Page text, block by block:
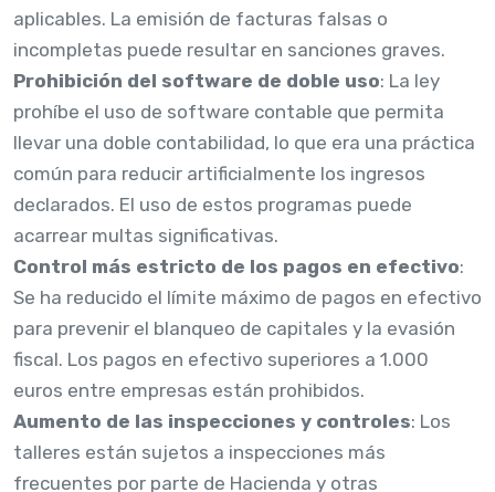
aplicables. La emisión de facturas falsas o
incompletas puede resultar en sanciones graves.
Prohibición del software de doble uso: La ley
prohíbe el uso de software contable que permita
llevar una doble contabilidad, lo que era una práctica
común para reducir artificialmente los ingresos
declarados. El uso de estos programas puede
acarrear multas significativas.
Control más estricto de los pagos en efectivo:
Se ha reducido el límite máximo de pagos en efectivo
para prevenir el blanqueo de capitales y la evasión
fiscal. Los pagos en efectivo superiores a 1.000
euros entre empresas están prohibidos.
Aumento de las inspecciones y controles: Los
talleres están sujetos a inspecciones más
frecuentes por parte de Hacienda y otras